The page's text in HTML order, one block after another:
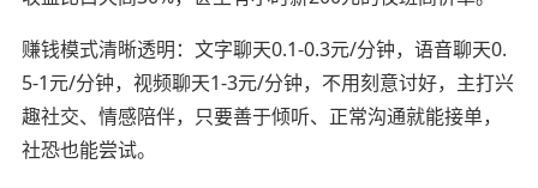
赚钱模式清晰透明：文字聊天0.1-0.3元/分钟，语音聊天0.
5-1元/分钟，视频聊天1-3元/分钟，不用刻意讨好，主打兴
趣社交、情感陪伴，只要善于倾听、正常沟通就能接单，
社恐也能尝试。